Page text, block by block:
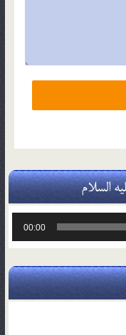
السلام
00:00